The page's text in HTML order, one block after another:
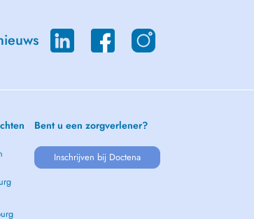
Bent u een zorgverlener?
Inschrijven bij Doctena